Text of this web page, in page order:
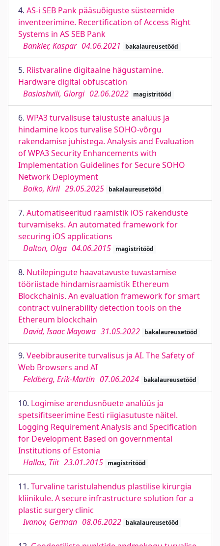
4. AS-i SEB Pank pääsuõiguste süsteemide
inventeerimine. Recertification of Access Right
Systems in AS SEB Pank
Bankier, Kaspar 04.06.2021 bakalaureusetööd
5. Riistvaraline digitaalne hägustamine.
Hardware digital obfuscation
Basiashvili, Giorgi 02.06.2022 magistritööd
6. WPA3 turvalisuse täiustuste analüüs ja
hindamine koos turvalise SOHO-võrgu
rakendamise juhistega. Analysis and Evaluation
of WPA3 Security Enhancements with
Implementation Guidelines for Secure SOHO
Network Deployment
Boiko, Kiril 29.05.2025 bakalaureusetööd
7. Automatiseeritud raamistik iOS rakenduste
turvamiseks. An automated framework for
securing iOS applications
Dalton, Olga 04.06.2015 magistritööd
8. Nutilepingute haavatavuste tuvastamise
tööriistade hindamisraamistik Ethereum
Blockchainis. An evaluation framework for smart
contract vulnerability detection tools on the
Ethereum blockchain
David, Isaac Mayowa 31.05.2022 bakalaureusetööd
9. Veebibrauserite turvalisus ja AI. The Safety of
Web Browsers and AI
Feldberg, Erik-Martin 07.06.2024 bakalaureusetööd
10. Logimise arendusnõuete analüüs ja
spetsifitseerimine Eesti riigiasutuste näitel.
Logging Requirement Analysis and Specification
for Development Based on governmental
Institutions of Estonia
Hallas, Tiit 23.01.2015 magistritööd
11. Turvaline taristulahendus plastilise kirurgia
kliinikule. A secure infrastructure solution for a
plastic surgery clinic
Ivanov, German 08.06.2022 bakalaureusetööd